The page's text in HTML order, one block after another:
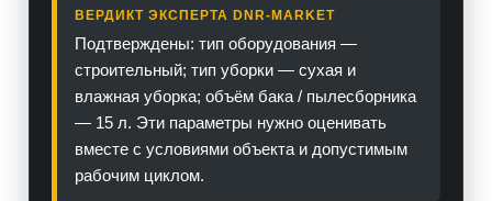
ВЕРДИКТ ЭКСПЕРТА DNR-MARKET
Подтверждены: тип оборудования —
строительный; тип уборки — сухая и
влажная уборка; объём бака / пылесборника
— 15 л. Эти параметры нужно оценивать
вместе с условиями объекта и допустимым
рабочим циклом.